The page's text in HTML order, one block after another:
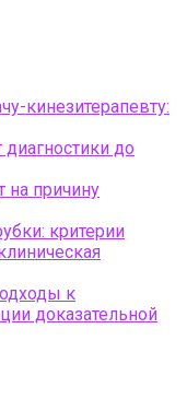
кинезитерапевту:
до
на причину
критерии
к
доказательной